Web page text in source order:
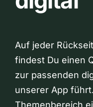
Auf jeder
findest Du einen
zur passenden
unserer App
Themenbereich